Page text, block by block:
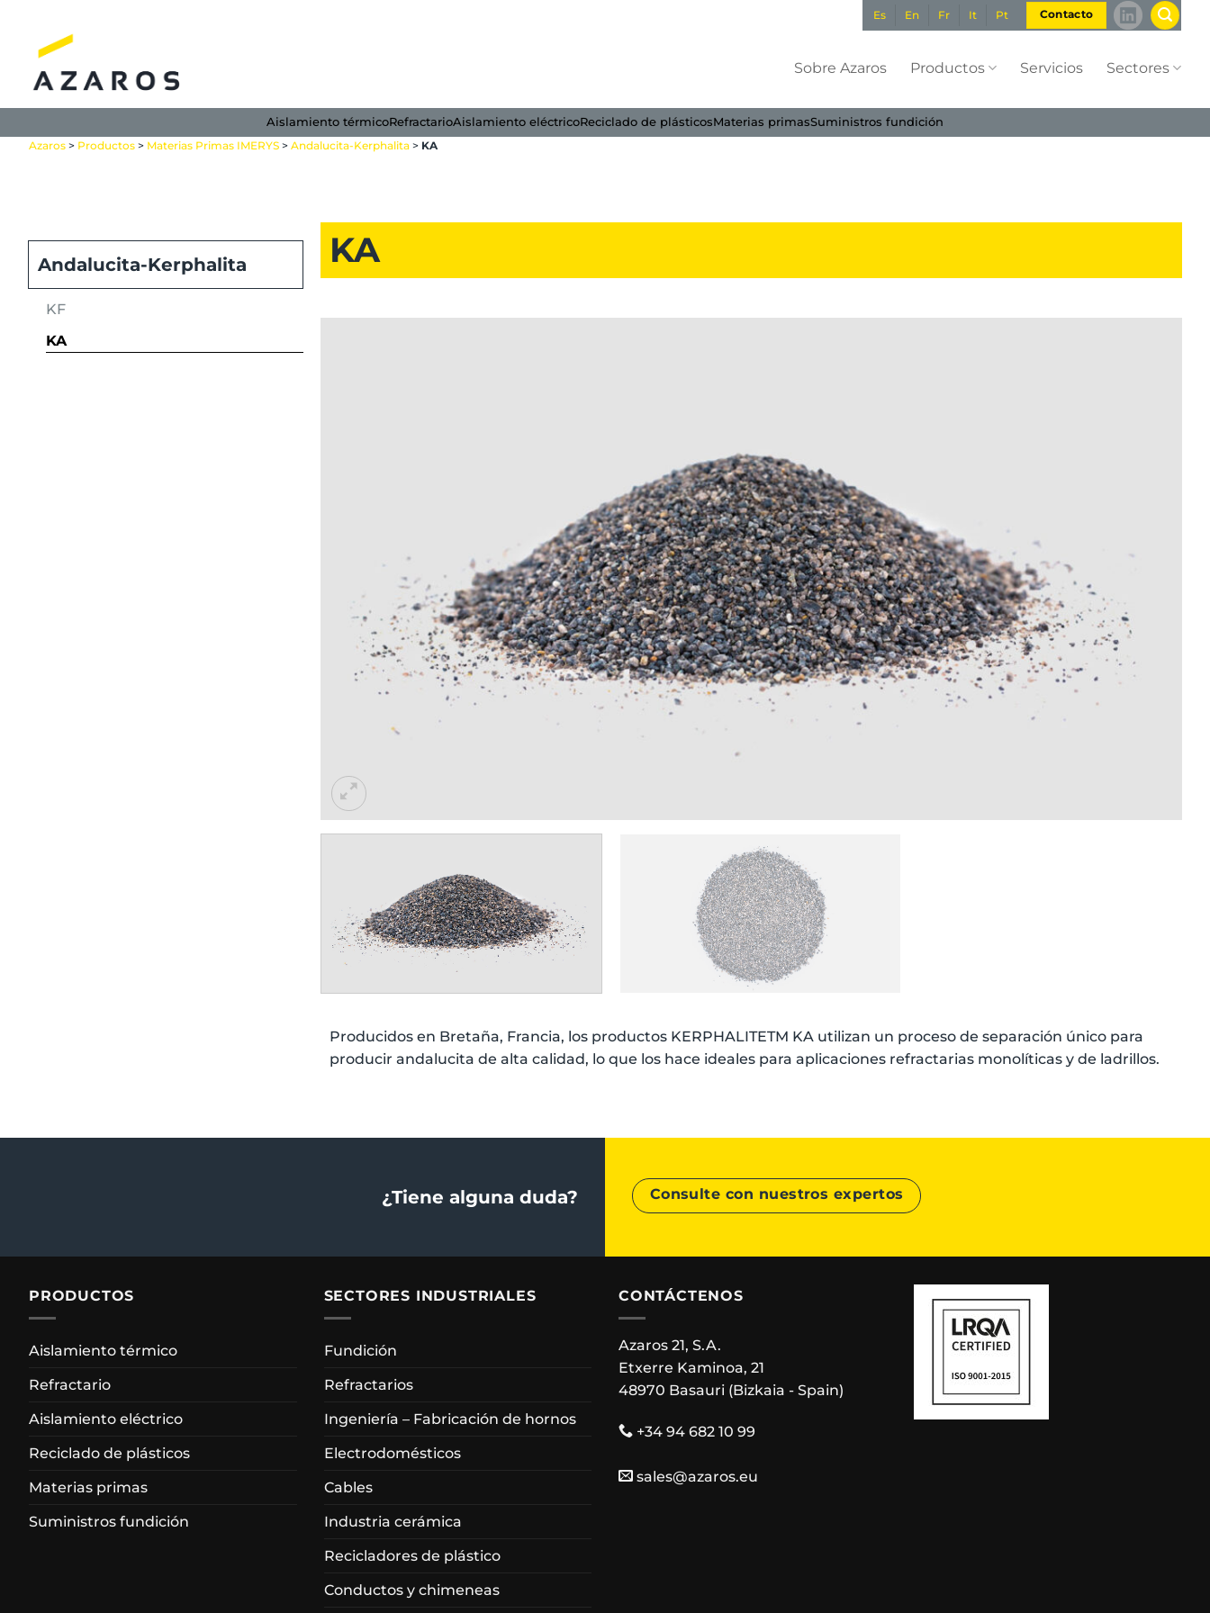
contenido
Es En Fr It Pt Contacto
Sobre Azaros Productos Servicios Sectores
Aislamiento térmicoRefractarioAislamiento eléctricoReciclado de plásticosMaterias primasSuministros fundición
Azaros > Productos > Materias Primas IMERYS > Andalucita-Kerphalita > KA
Andalucita-Kerphalita
KF
KA
KA
Producidos en Bretaña, Francia, los productos KERPHALITETM KA utilizan un proceso de separación único para
producir andalucita de alta calidad, lo que los hace ideales para aplicaciones refractarias monolíticas y de ladrillos.
¿Tiene alguna duda? Consulte con nuestros expertos
PRODUCTOS
Aislamiento térmico
Refractario
Aislamiento eléctrico
Reciclado de plásticos
Materias primas
Suministros fundición
SECTORES INDUSTRIALES
Fundición
Refractarios
Ingeniería – Fabricación de hornos
Electrodomésticos
Cables
Industria cerámica
Recicladores de plástico
Conductos y chimeneas
CONTÁCTENOS
Azaros 21, S.A.
Etxerre Kaminoa, 21
48970 Basauri (Bizkaia - Spain)
+34 94 682 10 99
sales@azaros.eu